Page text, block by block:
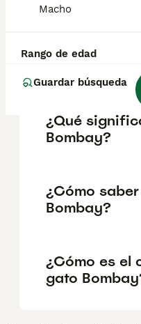
Macho
Rango de edad
Guardar búsqueda
criadores
de comprometerse
¿Qué
Bombay?
¿Cómo
Bombay?
¿Cómo es el
gato